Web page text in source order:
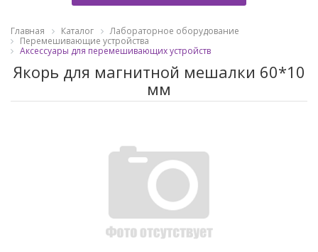
Главная Каталог
Лабораторное оборудование
Перемешивающие устройства
Аксессуары для перемешивающих устройств
Якорь для магнитной мешалки 60*10
мм